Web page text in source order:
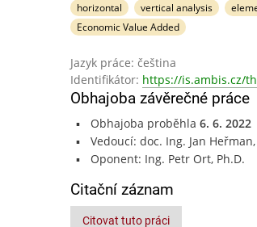
horizontal
vertical analysis
Economic Value Added
Jazyk práce: čeština
Identifikátor: https://is.ambis.cz/
Obhajoba závěrečné práce
Obhajoba proběhla 6. 6. 2022
Vedoucí: doc. Ing. Jan Heřman,
Oponent: Ing. Petr Ort, Ph.D.
Citační záznam
Citovat tuto práci